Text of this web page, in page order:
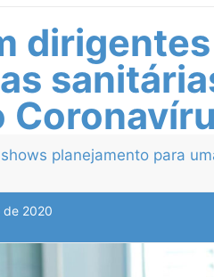
planejamento para
de 2020